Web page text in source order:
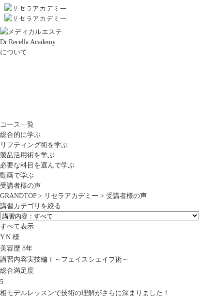
Dr.Recella Academy
について
コース一覧
総合的に学ぶ
リフティング術を学ぶ
製品活用術を学ぶ
必要な科目を選んで学ぶ
動画で学ぶ
受講者様の声
GRANDTOP> リセラアカデミー > 受講者様の声
講習カテゴリを絞る
すべて表示
Y.N 様
美容歴 8年
講習内容実技編Ⅰ～フェイスシェイプ術～
総合満足度
5
相モデルレッスンで技術の理解がさらに深まりました！